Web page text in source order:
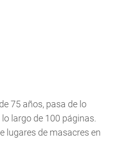
75 años, pasa de lo
largo de 100 páginas.
lugares de masacres en